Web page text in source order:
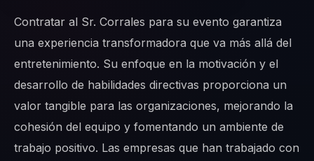
Contratar al Sr. Corrales para su evento garantiza
una experiencia transformadora que va más allá del
entretenimiento. Su enfoque en la motivación y el
desarrollo de habilidades directivas proporciona un
valor tangible para las organizaciones, mejorando la
cohesión del equipo y fomentando un ambiente de
trabajo positivo. Las empresas que han trabajado con